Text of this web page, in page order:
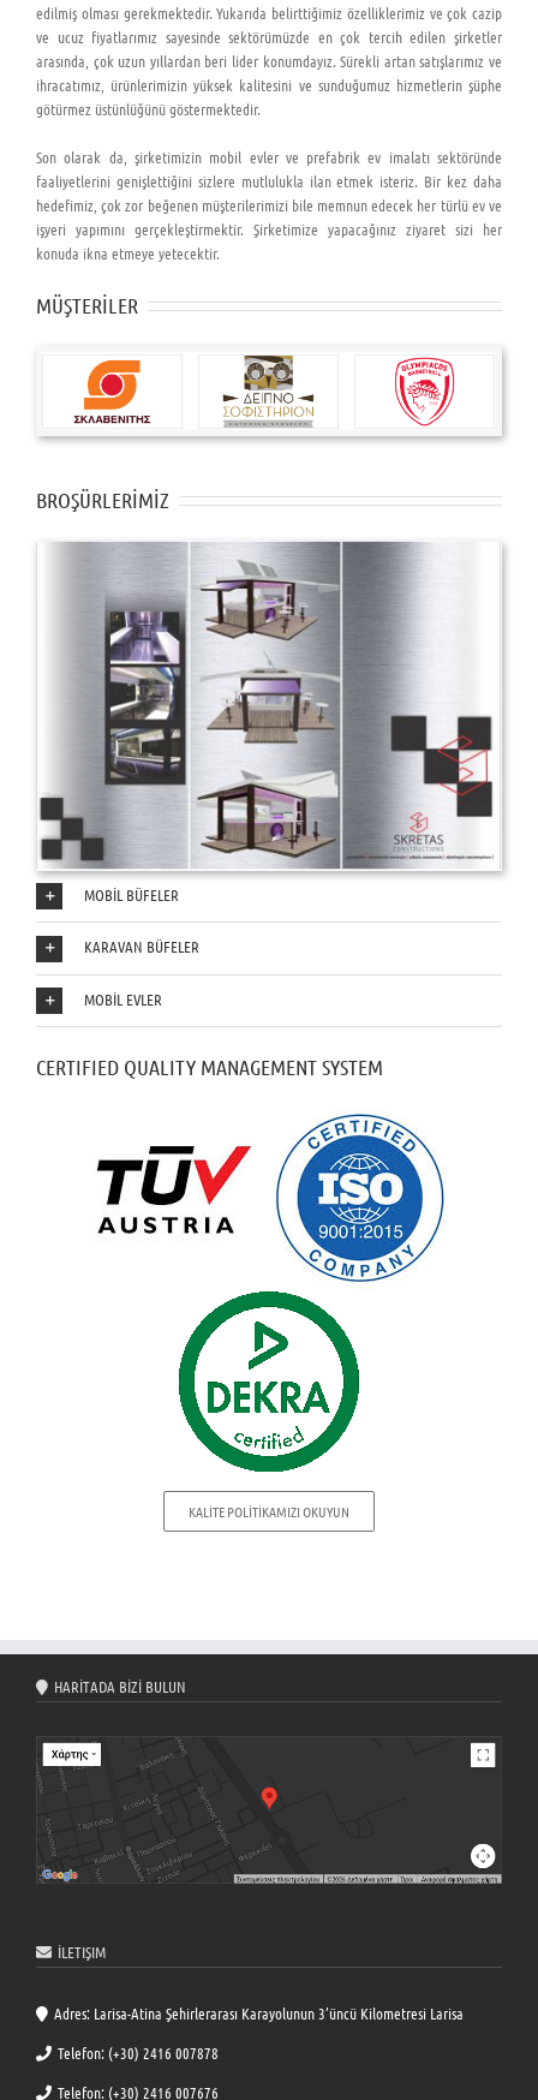
edilmiş olması gerekmektedir. Yukarıda belirttiğimiz özelliklerimiz ve çok cazip
ve ucuz fiyatlarımız sayesinde sektörümüzde en çok tercih edilen şirketler
arasında, çok uzun yıllardan beri lider konumdayız. Sürekli artan satışlarımız ve
ihracatımız, ürünlerimizin yüksek kalitesini ve sunduğumuz hizmetlerin şüphe
götürmez üstünlüğünü göstermektedir.
Son olarak da, şirketimizin mobil evler ve prefabrik ev imalatı sektöründe
faaliyetlerini genişlettiğini sizlere mutlulukla ilan etmek isteriz. Bir kez daha
hedefimiz, çok zor beğenen müşterilerimizi bile memnun edecek her türlü ev ve
işyeri yapımını gerçekleştirmektir. Şirketimize yapacağınız ziyaret sizi her
konuda ikna etmeye yetecektir.
MÜŞTERİLER
BROŞÜRLERİMİZ
MOBİL BÜFELER
KARAVAN BÜFELER
MOBİL EVLER
CERTIFIED QUALITY MANAGEMENT SYSTEM
KALİTE POLİTİKAMIZI OKUYUN
HARİTADA BİZİ BULUN
İLETIŞIM
Adres: Larisa-Atina Şehirlerarası Karayolunun 3’üncü Kilometresi Larisa
Telefon: (+30) 2416 007878
Telefon: (+30) 2416 007676